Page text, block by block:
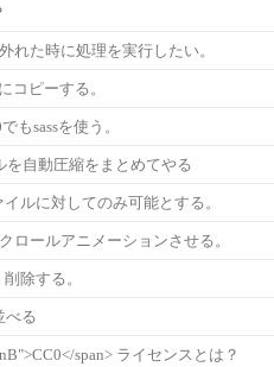
れた時に処理を実行したい。
コピーする。
もsassを使う。
を自動圧縮をまとめてやる
ルに対してのみ可能とする。
ロールアニメーションさせる。
除する。
べる
span> ライセンスとは？